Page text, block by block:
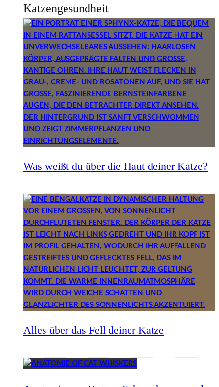
Katzengesundheit
Was weißt du über die Haut deiner Katze?
Alles über das Fell deiner Katze